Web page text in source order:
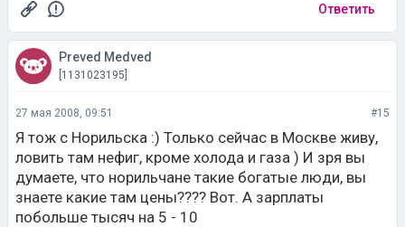
Ответить
Preved Medved
[1131023195]
27 мая 2008, 09:51 #15
Я тож с Норильска :) Только сейчас в Москве живу,
ловить там нефиг, кроме холода и газа ) И зря вы
думаете, что норильчане такие богатые люди, вы
знаете какие там цены???? Вот. А зарплаты
побольше тысяч на 5 - 10